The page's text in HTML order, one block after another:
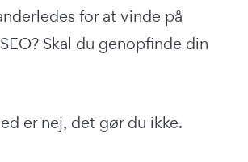
for at vinde på
Skal du genopfinde din
er nej, det gør du ikke.